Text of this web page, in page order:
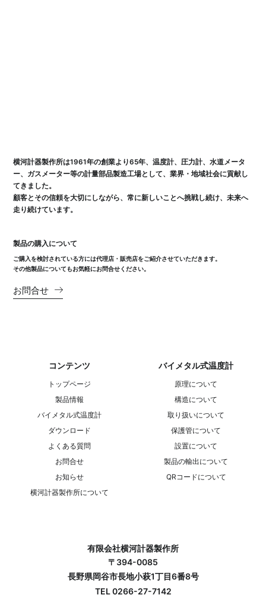
横河計器製作所は1961年の創業より65年、温度計、圧力計、水道メータ
ー、ガスメーター等の計量部品製造工場として、業界・地域社会に貢献し
てきました。
顧客とその信頼を大切にしながら、常に新しいことへ挑戦し続け、未来へ
走り続けています。
製品の購入について
ご購入を検討されている方には代理店・販売店をご紹介させていただきます。
その他製品についてもお気軽にお問合せください。
お問合せ
コンテンツ
トップページ
製品情報
バイメタル式温度計
ダウンロード
よくある質問
お問合せ
お知らせ
横河計器製作所について
バイメタル式温度計
原理について
構造について
取り扱いについて
保護管について
設置について
製品の輸出について
QRコードについて
有限会社横河計器製作所
〒394-0085
長野県岡谷市長地小萩1丁目6番8号
TEL 0266-27-7142